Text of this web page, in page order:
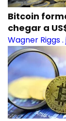
Bitcoin
chegar a
Wagner Riggs.